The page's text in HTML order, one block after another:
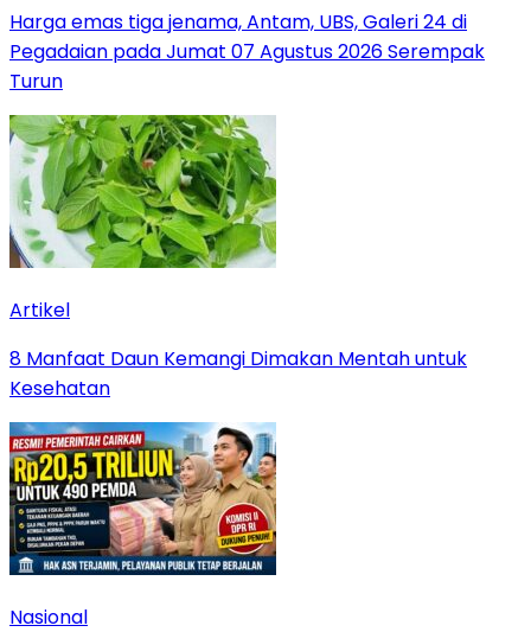
Harga emas tiga jenama, Antam, UBS, Galeri 24 di
Pegadaian pada Jumat 07 Agustus 2026 Serempak
Turun
Artikel
8 Manfaat Daun Kemangi Dimakan Mentah untuk
Kesehatan
Nasional